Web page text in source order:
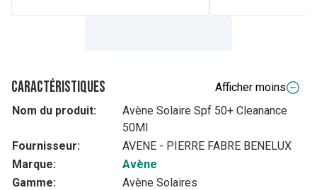
Caractéristiques
Afficher moins
Nom du produit:
Avène Solaire Spf 50+ Cleanance
50Ml
Fournisseur:
AVENE - PIERRE FABRE BENELUX
Marque:
Avène
Gamme:
Avène Solaires